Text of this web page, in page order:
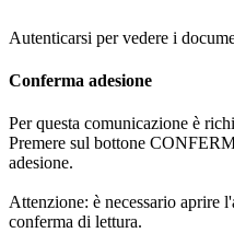
Autenticarsi per vedere i
Conferma adesione
Per questa comunicazione è
Premere sul bottone
adesione.
Attenzione: è necessario aprire
conferma di lettura.